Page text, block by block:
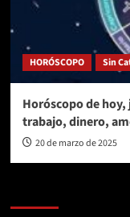
HORÓSCOPO Sin
Horóscopo de hoy,
trabajo, dinero,
20 de marzo de 2025